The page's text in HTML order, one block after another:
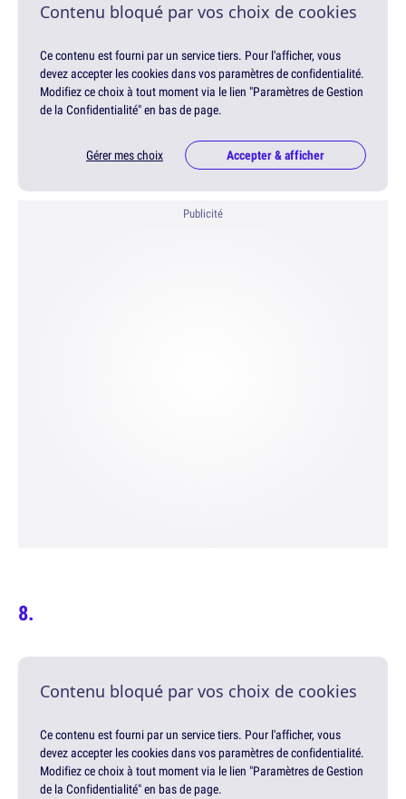
Contenu bloqué par vos choix de cookies
Ce contenu est fourni par un service tiers. Pour l'afficher, vous
devez accepter les cookies dans vos paramètres de confidentialité.
Modifiez ce choix à tout moment via le lien "Paramètres de Gestion
de la Confidentialité" en bas de page.
Gérer mes choix Accepter & afficher
Publicité
Contenu bloqué par vos choix de cookies
Ce contenu est fourni par un service tiers. Pour l'afficher, vous
devez accepter les cookies dans vos paramètres de confidentialité.
Modifiez ce choix à tout moment via le lien "Paramètres de Gestion
de la Confidentialité" en bas de page.